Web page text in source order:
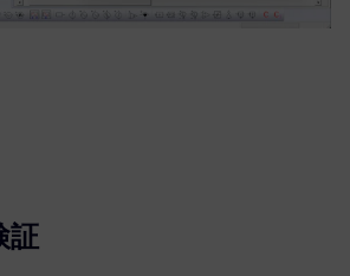
証